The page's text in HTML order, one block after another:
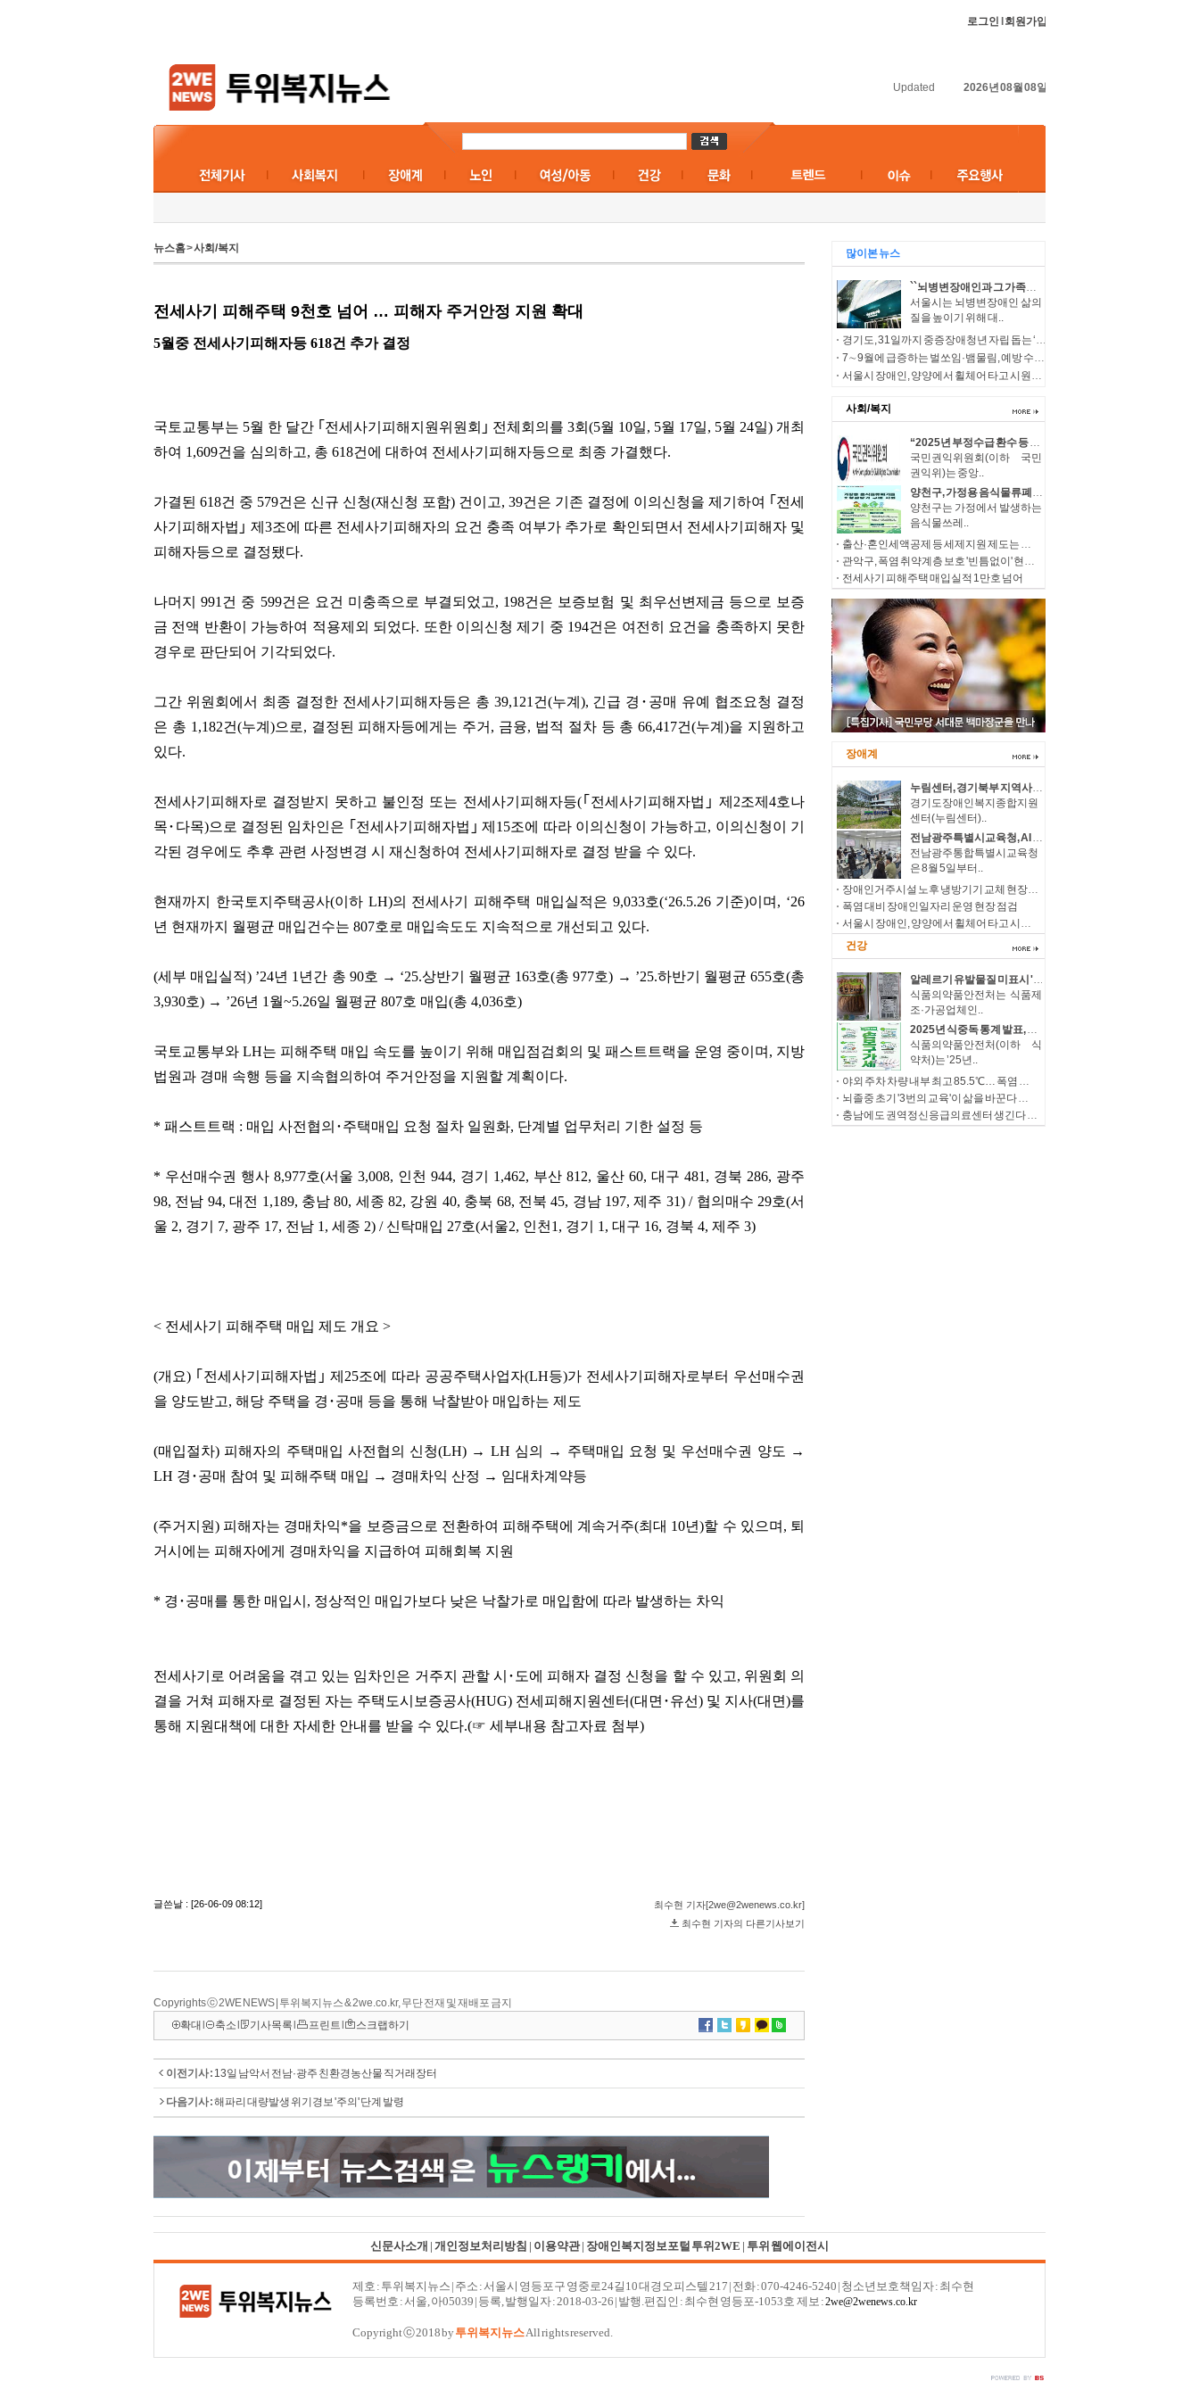
로그인 회원가입
Updated 2026년 08월 08일
뉴스홈>사회/복지
Copyrights ⓒ 2WE NEWS | 투위복지뉴스 & 2we.co.kr, 무단 전재 및 재배포 금지
확대
축소 기사목록 프린트 스크랩하기
이전기사 : 13일 남악서 전남·광주 친환경농산물 직거래장터
다음기사 :해파리 대량발생 위기경보 '주의' 단계 발령
많이본 뉴스
``뇌병변장애인과 그 가족들의 보다 나은 삶을 위해``…서울시, 다양한 복지서비스 지원
서울시는 뇌병변장애인 삶의
질을 높이기 위해 대..
경기도, 31일까지 중증장애청년 자립 돕는 ‘누림통장’ 모집
7∼9월에 급증하는 벌쏘임·뱀물림, 예방 수칙 준수 필요
서울시 장애인, 양양에서 휠체어 타고 시원한 여름바다 만끽
사회/복지
“2025년 부정수급 환수 등 제재 처분, 총 1,796억 원!” 역대 최대규모 부과
국민권익위원회(이하 국민
권익위)는 중앙..
양천구, 가정용 음식물류폐기물 소형감량기 구매비 지원…100가구 추가 모집
양천구는 가정에서 발생하는
음식물쓰레..
출산·혼인세액공제 등 세제지원 제도는 종료되는 것이 아니라 재정(예산)지원으로 방식이 변경됩니다.
관악구, 폭염 취약계층 보호 '빈틈없이' 현장 살피고 지원 넓힌다
전세사기 피해주택 매입실적 1만호 넘어
장애계
누림센터, 경기북부 지역사회 장애인복지 발전을 위한 장애인 당사자 중심의 민·관 거버넌스 구축
경기도장애인복지종합지원
센터(누림센터)..
전남광주특별시교육청, AI 활용 '장애 학생 진로·직업교육' 강화
전남광주통합특별시교육청
은 8월 5일부터..
장애인거주시설 노후 냉방기기 교체 현장점검
폭염 대비 장애인일자리 운영 현장 점검
서울시 장애인, 양양에서 휠체어 타고 시원한 여름바다 만끽
건강
알레르기 유발물질 미표시 '과자' 회수 조치
식품의약품안전처는 식품제
조·가공업체인..
2025년 식중독 통계 발표, 살모넬라 지속 증가에 따른 예방 당부
식품의약품안전처(이하 식
약처)는 ’25년..
야외 주차 차량 내부 최고 85.5℃… 폭염 속 온열질환·차량 방치사고 주의
뇌졸중 초기 '3번의 교육'이 삶을 바꾼다 우울감 낮추고 삶의 질, 직장 복귀율 높여
충남에도 권역정신응급의료센터 생긴다 정신응급환자 치료 접근성 확대
신문사소개 |개인정보처리방침 | 이용약관| 장애인복지정보포털 투위2WE | 투위 웹에이전시
제호 : 투위복지뉴스 | 주소 : 서울시 영등포구 영중로24길10 대경오피스텔 217 | 전화 : 070-4246-5240 | 청소년보호책임자 : 최수현
등록번호 : 서울, 아05039 | 등록, 발행일자 : 2018-03-26 | 발행.편집인 : 최수현 영등포-1053호 제보 :2we@2wenews.co.kr
Copyright ⓒ 2018 by투위복지뉴스All rights reserved.